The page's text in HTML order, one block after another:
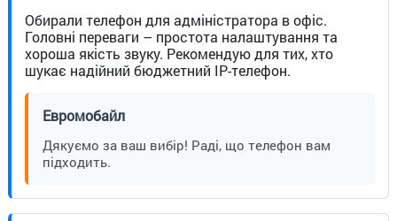
Обирали телефон для адміністратора в офіс.
Головні переваги – простота налаштування та
хороша якість звуку. Рекомендую для тих, хто
шукає надійний бюджетний IP-телефон.
Евромобайл
Дякуємо за ваш вибір! Раді, що телефон вам
підходить.